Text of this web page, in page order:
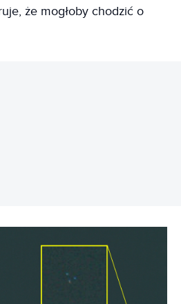
że mogłoby chodzić o